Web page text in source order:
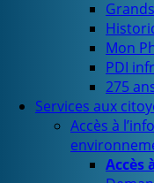
Mon
PDI
275
Services aux
Accès à
Accès